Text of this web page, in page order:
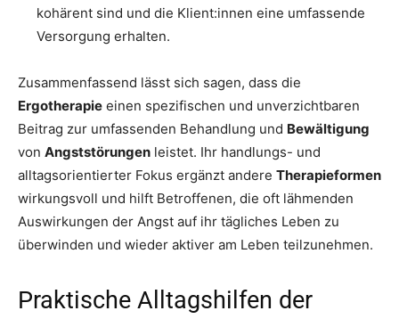
kohärent sind und die Klient:innen eine umfassende
Versorgung erhalten.
Zusammenfassend lässt sich sagen, dass die
Ergotherapie einen spezifischen und unverzichtbaren
Beitrag zur umfassenden Behandlung und Bewältigung
von Angststörungen leistet. Ihr handlungs- und
alltagsorientierter Fokus ergänzt andere Therapieformen
wirkungsvoll und hilft Betroffenen, die oft lähmenden
Auswirkungen der Angst auf ihr tägliches Leben zu
überwinden und wieder aktiver am Leben teilzunehmen.
Praktische Alltagshilfen der